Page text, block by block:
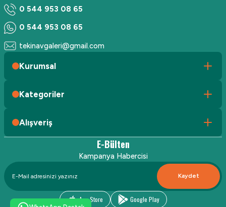
0 544 953 08 65
0 544 953 08 65
tekinavgaleri@gmail.com
Kurumsal
Kategoriler
Alışveriş
E-Bülten
Kampanya Habercisi
Kaydet
App Store Google Play